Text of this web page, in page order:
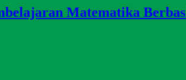
Matematika